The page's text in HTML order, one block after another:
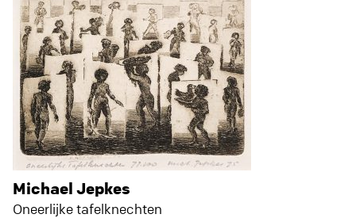
Michael Jepkes
Oneerlijke tafelknechten